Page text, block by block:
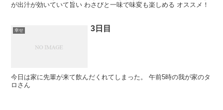
が出汁が効いていて旨い わさびと一味で味変も楽しめる オススメ！
幸せ 3日目
今日は家に先輩が来て飲んだくれてしまった。 午前5時の我が家のタ
ロさん